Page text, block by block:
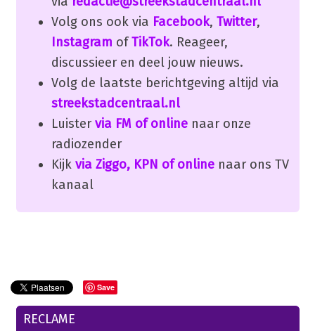
Volg ons ook via Facebook, Twitter,
Instagram ofTikTok. Reageer,
discussieer en deel jouw nieuws.
Volg de laatste berichtgeving altijd via
streekstadcentraal.nl
Luister via FM of onlinenaar onze
radiozender
Kijk via Ziggo, KPN of onlinenaar ons TV
kanaal
Save
RECLAME